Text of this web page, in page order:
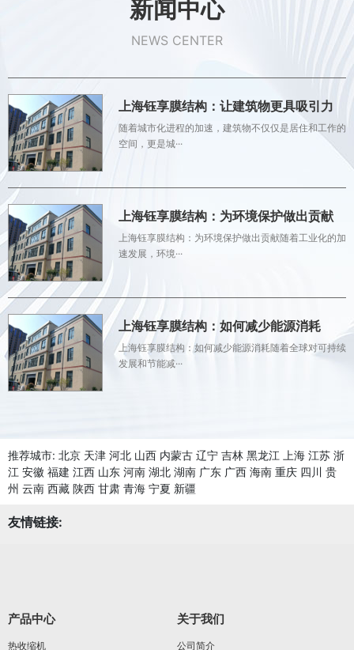
新闻中心
NEWS CENTER
上海钰享膜结构：让建筑物更具吸引力
随着城市化进程的加速，建筑物不仅仅是居住和工作的
空间，更是城···
上海钰享膜结构：为环境保护做出贡献
上海钰享膜结构：为环境保护做出贡献随着工业化的加
速发展，环境···
上海钰享膜结构：如何减少能源消耗
上海钰享膜结构：如何减少能源消耗随着全球对可持续
发展和节能减···
推荐城市: 北京 天津 河北 山西 内蒙古 辽宁 吉林 黑龙江 上海 江苏 浙
江 安徽 福建 江西 山东 河南 湖北 湖南 广东 广西 海南 重庆 四川 贵
州 云南 西藏 陕西 甘肃 青海 宁夏 新疆
友情链接:
产品中心
热收缩机
关于我们
公司简介